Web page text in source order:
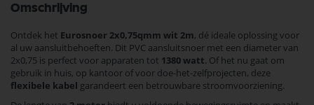
Omschrijving
Ontdek het Eurosnoer 2x0,75qmm wit 2m, dé ideale oplossing voor
al uw aansluitbehoeften. Dit PVC aansluitsnoer met een diameter van
2x0,75 is perfect voor apparaten tot 1380 watt. Of het nu gaat om
gebruik in huis, op kantoor of voor doe-het-zelfprojecten, deze
flexibele kabel garandeert een betrouwbare stroomvoorziening.